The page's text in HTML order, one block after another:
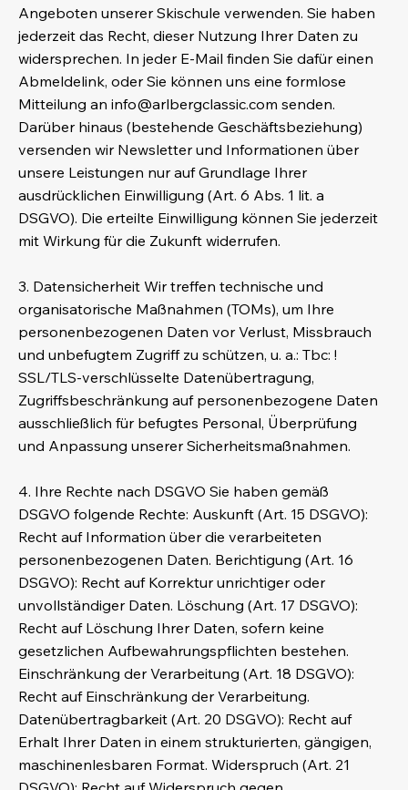
Angeboten unserer Skischule verwenden. Sie haben
jederzeit das Recht, dieser Nutzung Ihrer Daten zu
widersprechen. In jeder E-Mail finden Sie dafür einen
Abmeldelink, oder Sie können uns eine formlose
Mitteilung an info@arlbergclassic.com senden.
Darüber hinaus (bestehende Geschäftsbeziehung)
versenden wir Newsletter und Informationen über
unsere Leistungen nur auf Grundlage Ihrer
ausdrücklichen Einwilligung (Art. 6 Abs. 1 lit. a
DSGVO). Die erteilte Einwilligung können Sie jederzeit
mit Wirkung für die Zukunft widerrufen.
3. Datensicherheit Wir treffen technische und
organisatorische Maßnahmen (TOMs), um Ihre
personenbezogenen Daten vor Verlust, Missbrauch
und unbefugtem Zugriff zu schützen, u. a.: Tbc: !
SSL/TLS-verschlüsselte Datenübertragung,
Zugriffsbeschränkung auf personenbezogene Daten
ausschließlich für befugtes Personal, Überprüfung
und Anpassung unserer Sicherheitsmaßnahmen.
4. Ihre Rechte nach DSGVO Sie haben gemäß
DSGVO folgende Rechte: Auskunft (Art. 15 DSGVO):
Recht auf Information über die verarbeiteten
personenbezogenen Daten. Berichtigung (Art. 16
DSGVO): Recht auf Korrektur unrichtiger oder
unvollständiger Daten. Löschung (Art. 17 DSGVO):
Recht auf Löschung Ihrer Daten, sofern keine
gesetzlichen Aufbewahrungspflichten bestehen.
Einschränkung der Verarbeitung (Art. 18 DSGVO):
Recht auf Einschränkung der Verarbeitung.
Datenübertragbarkeit (Art. 20 DSGVO): Recht auf
Erhalt Ihrer Daten in einem strukturierten, gängigen,
maschinenlesbaren Format. Widerspruch (Art. 21